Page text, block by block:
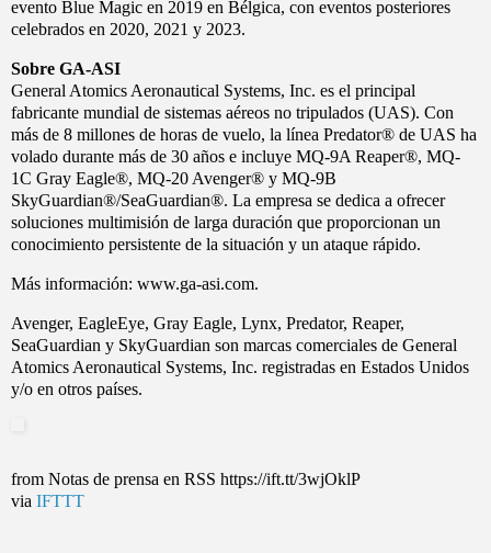
evento Blue Magic en 2019 en Bélgica, con eventos posteriores
celebrados en 2020, 2021 y 2023.
Sobre GA-ASI
General Atomics Aeronautical Systems, Inc. es el principal
fabricante mundial de sistemas aéreos no tripulados (UAS). Con
más de 8 millones de horas de vuelo, la línea Predator® de UAS ha
volado durante más de 30 años e incluye MQ-9A Reaper®, MQ-
1C Gray Eagle®, MQ-20 Avenger® y MQ-9B
SkyGuardian®/SeaGuardian®. La empresa se dedica a ofrecer
soluciones multimisión de larga duración que proporcionan un
conocimiento persistente de la situación y un ataque rápido.
Más información: www.ga-asi.com.
Avenger, EagleEye, Gray Eagle, Lynx, Predator, Reaper,
SeaGuardian y SkyGuardian son marcas comerciales de General
Atomics Aeronautical Systems, Inc. registradas en Estados Unidos
y/o en otros países.
from Notas de prensa en RSS https://ift.tt/3wjOklP
via IFTTT